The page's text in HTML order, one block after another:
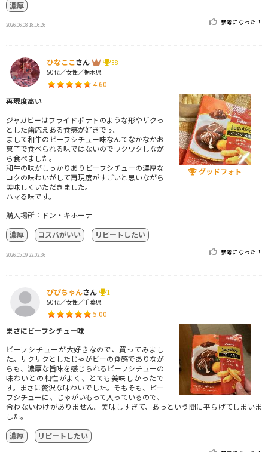
濃厚
2026.06.08 18:16:26 参考になった！
ひなここさん
38
50代／女性／栃木県
4.60
グッドフォト
再現度高い
ジャガビーはフライドポテトのような形やザクっ
とした歯応えある食感が好きです。
まして和牛のビーフシチュー味なんてなかなかお
菓子で食べられる味ではないのでワクワクしなが
ら食べました。
和牛の味がしっかりありビーフシチューの濃厚な
コクの味わいがして再現度がすごいと思いながら
美味しくいただきました。
ハマる味です。
購入場所：ドン・キホーテ
濃厚
コスパがいい リピートしたい
2026.05.09 22:02:36 参考になった！
ぴぴちゃんさん
1
50代／女性／千葉県
5.00
まさにビーフシチュー味
ビーフシチューが大好きなので、買ってみまし
た。サクサクとしたじゃがビーの食感でありなが
らも、濃厚な旨味を感じられるビーフシチューの
味わいとの相性がよく、とても美味しかったで
す。まさに贅沢な味わいでした。そもそも、ビー
フシチューに、じゃがいもって入っているので、
合わないわけがありません。美味しすぎて、あっという間に平らげてしまいま
した。
濃厚
リピートしたい